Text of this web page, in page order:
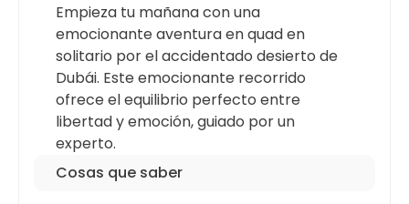
Empieza tu mañana con una
emocionante aventura en quad en
solitario por el accidentado desierto de
Dubái. Este emocionante recorrido
ofrece el equilibrio perfecto entre
libertad y emoción, guiado por un
experto.
Cosas que saber